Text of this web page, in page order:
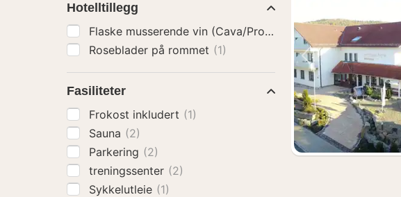
Forrige bilde
Hotelltillegg
Flaske musserende vin (Cava/Prosecco)
Roseblader på rommet (1)
Fasiliteter
Frokost inkludert (1)
Sauna (2)
Parkering (2)
treningssenter (2)
Sykkelutleie (1)